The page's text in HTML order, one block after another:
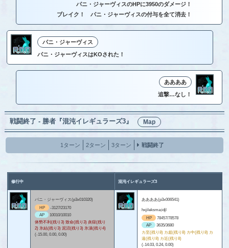
パニ・ジャーヴィスのHPに3950のダメージ！
ブレイク！ パニ・ジャーヴィスの付与を全て消去！
パニ・ジャーヴィス
パニ・ジャーヴィスはKOされた！
ああああ
追撃…なし！
戦闘終了 - 勝者『混沌イレギュラーズ3』 Map
1ターン 2ターン 3ターン 戦闘終了
修行中 混沌イレギュラーズ3
パニ・ジャーヴィス(p3x010320)
HP
-3127/23170
AP
10010/10010
体勢不利(残り3) 致命(残り3) 炎獄(残り
2) 氷結(残り3) 泥沼(残り3) 氷漬(残り4)
(-15.00, 0.00, 0.00)
ああああ(p3x006541)
hxjileksma;idjl
HP
78457/78578
AP
3635/3680
カ至(残り8) カ超(残り8) カ中(残り8) カ
遠(残り8) カ近(残り8)
(-14.03, 0.24, 0.00)